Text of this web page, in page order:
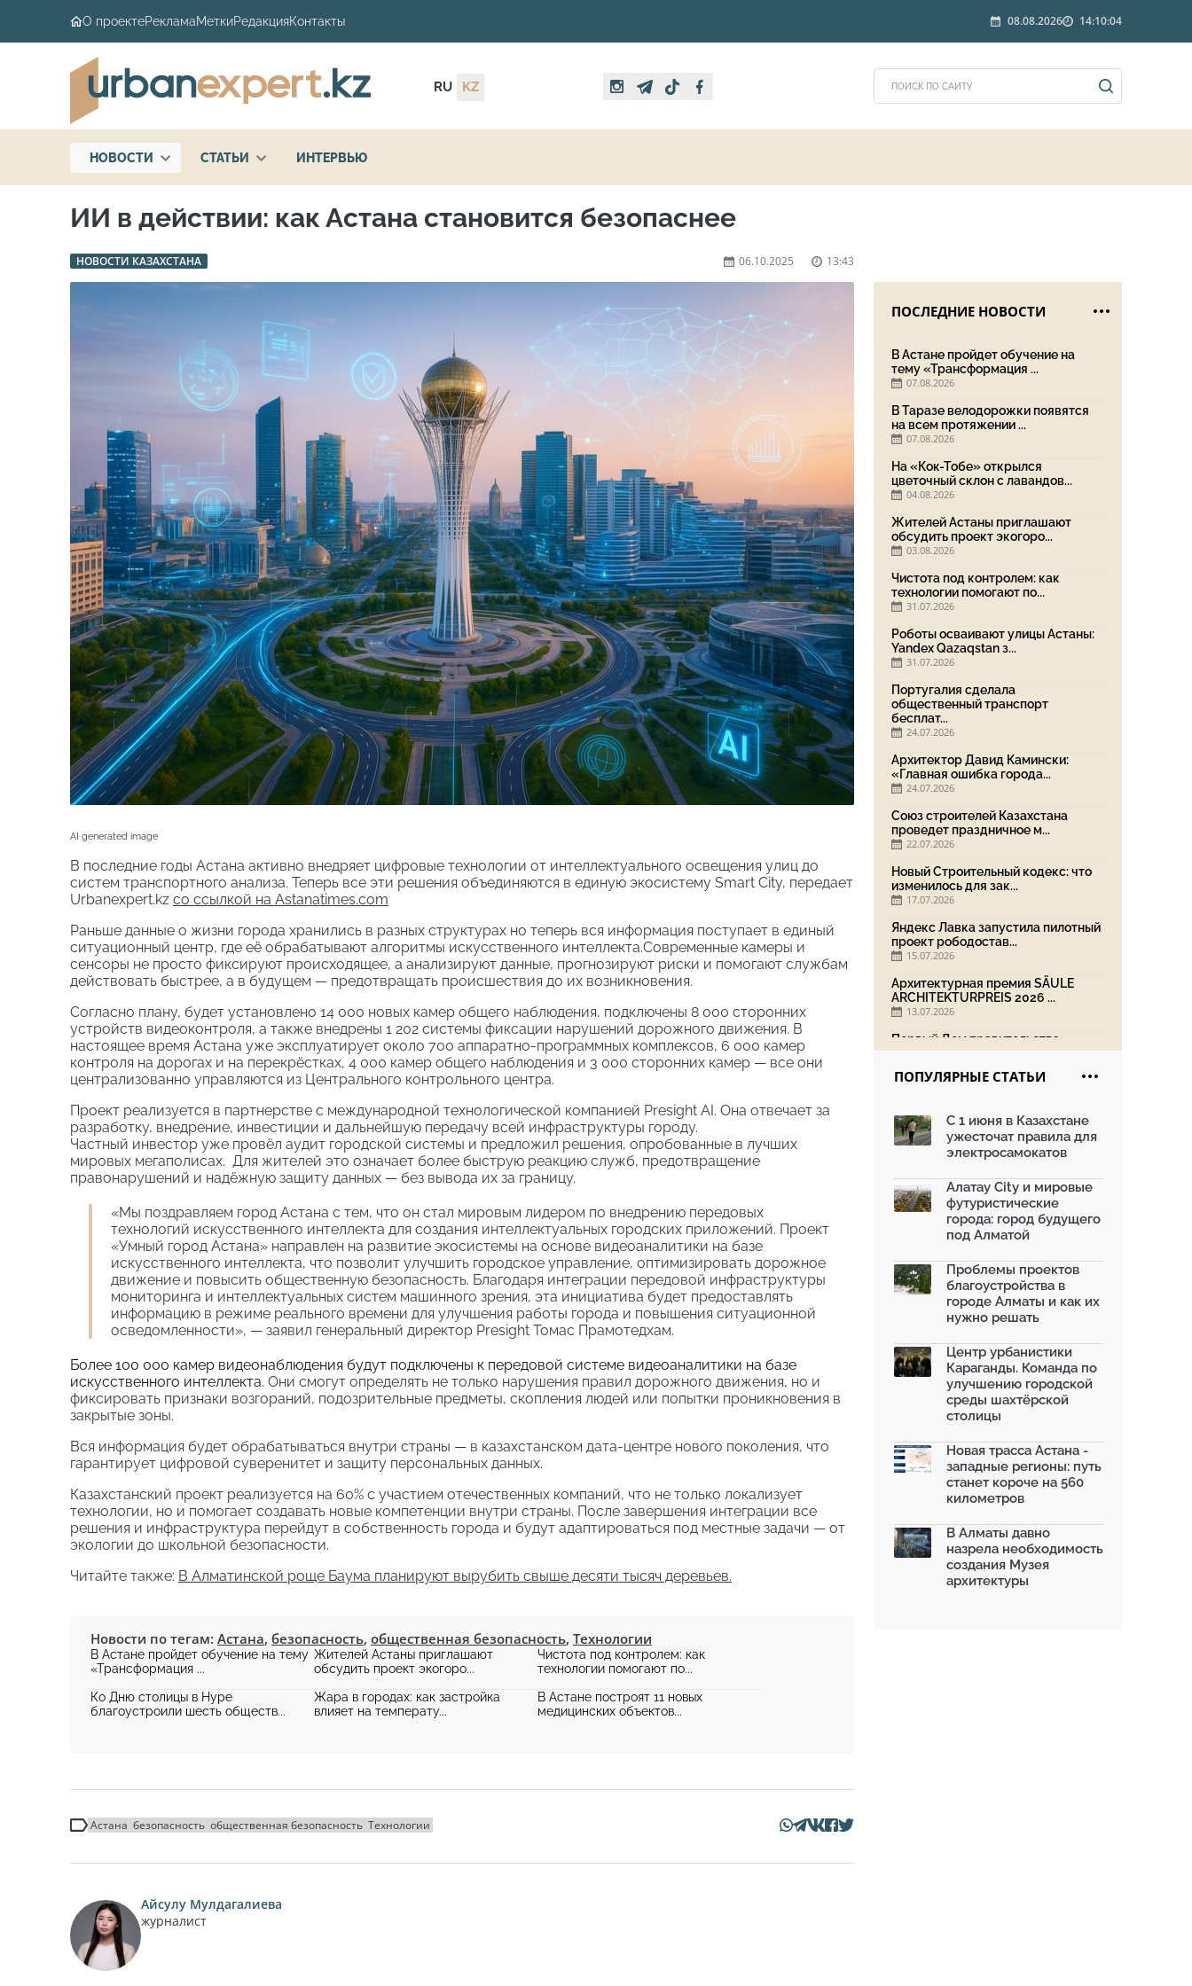
О проектеРекламаМеткиРедакцияКонтакты 08.08.2026 14:10:04
RU KZ
НОВОСТИ СТАТЬИ ИНТЕРВЬЮ
ИИ в действии: как Астана становится безопаснее
НОВОСТИ КАЗАХСТАНА 06.10.2025 13:43
AI generated image
В последние годы Астана активно внедряет цифровые технологии от интеллектуального освещения улиц до
систем транспортного анализа. Теперь все эти решения объединяются в единую экосистему Smart City, передает
Urbanexpert.kz со ссылкой на Astanatimes.com
Раньше данные о жизни города хранились в разных структурах но теперь вся информация поступает в единый
ситуационный центр, где её обрабатывают алгоритмы искусственного интеллекта.Современные камеры и
сенсоры не просто фиксируют происходящее, а анализируют данные, прогнозируют риски и помогают службам
действовать быстрее, а в будущем — предотвращать происшествия до их возникновения.
Согласно плану, будет установлено 14 000 новых камер общего наблюдения, подключены 8 000 сторонних
устройств видеоконтроля, а также внедрены 1 202 системы фиксации нарушений дорожного движения. В
настоящее время Астана уже эксплуатирует около 700 аппаратно-программных комплексов, 6 000 камер
контроля на дорогах и на перекрёстках, 4 000 камер общего наблюдения и 3 000 сторонних камер — все они
централизованно управляются из Центрального контрольного центра.
Проект реализуется в партнерстве с международной технологической компанией Presight AI. Она отвечает за
разработку, внедрение, инвестиции и дальнейшую передачу всей инфраструктуры городу.
Частный инвестор уже провёл аудит городской системы и предложил решения, опробованные в лучших
мировых мегаполисах. Для жителей это означает более быструю реакцию служб, предотвращение
правонарушений и надёжную защиту данных — без вывода их за границу.
«Мы поздравляем город Астана с тем, что он стал мировым лидером по внедрению передовых
технологий искусственного интеллекта для создания интеллектуальных городских приложений. Проект
«Умный город Астана» направлен на развитие экосистемы на основе видеоаналитики на базе
искусственного интеллекта, что позволит улучшить городское управление, оптимизировать дорожное
движение и повысить общественную безопасность. Благодаря интеграции передовой инфраструктуры
мониторинга и интеллектуальных систем машинного зрения, эта инициатива будет предоставлять
информацию в режиме реального времени для улучшения работы города и повышения ситуационной
осведомленности», — заявил генеральный директор Presight Томас Прамотедхам.
Более 100 000 камер видеонаблюдения будут подключены к передовой системе видеоаналитики на базе
искусственного интеллекта. Они смогут определять не только нарушения правил дорожного движения, но и
фиксировать признаки возгораний, подозрительные предметы, скопления людей или попытки проникновения в
закрытые зоны.
Вся информация будет обрабатываться внутри страны — в казахстанском дата-центре нового поколения, что
гарантирует цифровой суверенитет и защиту персональных данных.
Казахстанский проект реализуется на 60% с участием отечественных компаний, что не только локализует
технологии, но и помогает создавать новые компетенции внутри страны. После завершения интеграции все
решения и инфраструктура перейдут в собственность города и будут адаптироваться под местные задачи — от
экологии до школьной безопасности.
Читайте также: В Алматинской роще Баума планируют вырубить свыше десяти тысяч деревьев.
Новости по тегам: Астана, безопасность, общественная безопасность, Технологии
В Астане пройдет обучение на тему
«Трансформация ...
Жителей Астаны приглашают
обсудить проект экогоро...
Чистота под контролем: как
технологии помогают по...
Ко Дню столицы в Нуре
благоустроили шесть обществ...
Жара в городах: как застройка
влияет на температу...
В Астане построят 11 новых
медицинских объектов...
Астана безопасность общественная безопасность Технологии
Айсулу Мулдагалиева
журналист
ПОСЛЕДНИЕ НОВОСТИ
В Астане пройдет обучение на
тему «Трансформация ...
07.08.2026
В Таразе велодорожки появятся
на всем протяжении ...
07.08.2026
На «Кок-Тобе» открылся
цветочный склон с лавандов...
04.08.2026
Жителей Астаны приглашают
обсудить проект экогоро...
03.08.2026
Чистота под контролем: как
технологии помогают по...
31.07.2026
Роботы осваивают улицы Астаны:
Yandex Qazaqstan з...
31.07.2026
Португалия сделала
общественный транспорт
бесплат...
24.07.2026
Архитектор Давид Камински:
«Главная ошибка города...
24.07.2026
Союз строителей Казахстана
проведет праздничное м...
22.07.2026
Новый Строительный кодекс: что
изменилось для зак...
17.07.2026
Яндекс Лавка запустила пилотный
проект рободостав...
15.07.2026
Архитектурная премия SÄULE
ARCHITEKTURPREIS 2026 ...
13.07.2026
Первый Дом правительства
Алматы станет главной те...
08.07.2026
Ко Дню столицы в Нуре
06.07.2026
Жара в городах: как застройка
влияет на температу...
03.07.2026
МЧС усилило мониторинг рек и
моренных озер после ...
02.07.2026
На общественных слушаниях
30.06.2026
На слушаниях по корректировке
СЭО Генплана Алматы...
30.06.2026
Таразе станет экопарком...
22.06.2026
ПОПУЛЯРНЫЕ СТАТЬИ
С 1 июня в Казахстане
ужесточат правила для
электросамокатов
Алатау City и мировые
футуристические
города: город будущего
под Алматой
Проблемы проектов
благоустройства в
городе Алматы и как их
нужно решать
Центр урбанистики
Караганды. Команда по
улучшению городской
среды шахтёрской
столицы
Новая трасса Астана -
западные регионы: путь
станет короче на 560
километров
В Алматы давно
назрела необходимость
создания Музея
архитектуры